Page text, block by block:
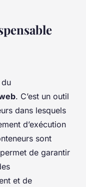
. C’est un outil
dans lesquels
d’exécution
sont
de garantir
et de